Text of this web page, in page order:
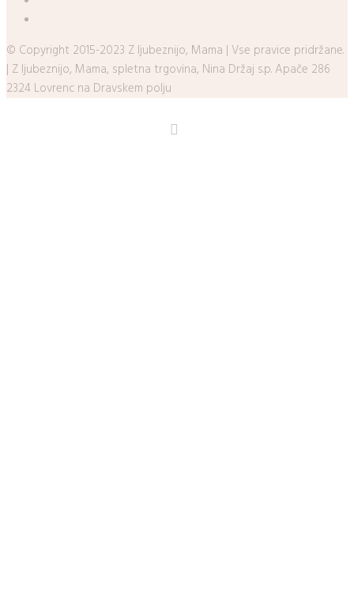
© Copyright 2015-2023 Z ljubeznijo, Mama | Vse pravice pridržane.
| Z ljubeznijo, Mama, spletna trgovina, Nina Držaj s.p. Apače 286
2324 Lovrenc na Dravskem polju